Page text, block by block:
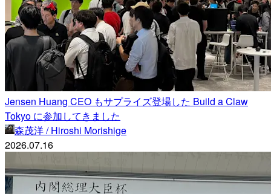
Jensen Huang CEO もサプライズ登場した Build a Claw
Tokyo に参加してきました
森茂洋 / Hiroshi Morishige
2026.07.16